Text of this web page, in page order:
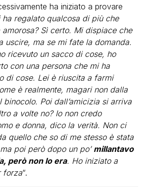
ha iniziato a provare
ha regalato qualcosa di più che
amorosa? Sì certo. Mi dispiace che
uscire, ma se mi fate la domanda.
ricevuto un sacco di cose, ho
con una persona che mi ha
di cose. Lei è riuscita a farmi
è realmente, magari non dalla
Poi dall’amicizia si arriva
a volte no? Io non credo
e donna, dico la verità. Non ci
quello che so di me stesso è stata
poi però dopo un po’ millantavo
però non lo era. Ho iniziato a
forza“.